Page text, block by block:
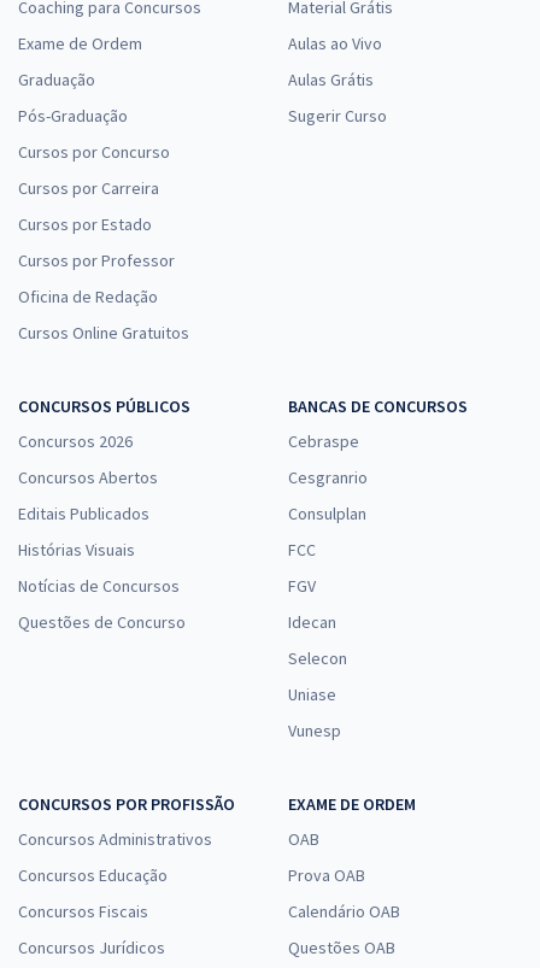
Coaching para Concursos
Exame de Ordem
Graduação
Pós-Graduação
Cursos por Concurso
Cursos por Carreira
Cursos por Estado
Cursos por Professor
Oficina de Redação
Cursos Online Gratuitos
Material Grátis
Aulas ao Vivo
Aulas Grátis
Sugerir Curso
CONCURSOS PÚBLICOS
Concursos 2026
Concursos Abertos
Editais Publicados
Histórias Visuais
Notícias de Concursos
Questões de Concurso
BANCAS DE CONCURSOS
Cebraspe
Cesgranrio
Consulplan
FCC
FGV
Idecan
Selecon
Uniase
Vunesp
CONCURSOS POR PROFISSÃO
Concursos Administrativos
Concursos Educação
Concursos Fiscais
Concursos Jurídicos
EXAME DE ORDEM
OAB
Prova OAB
Calendário OAB
Questões OAB